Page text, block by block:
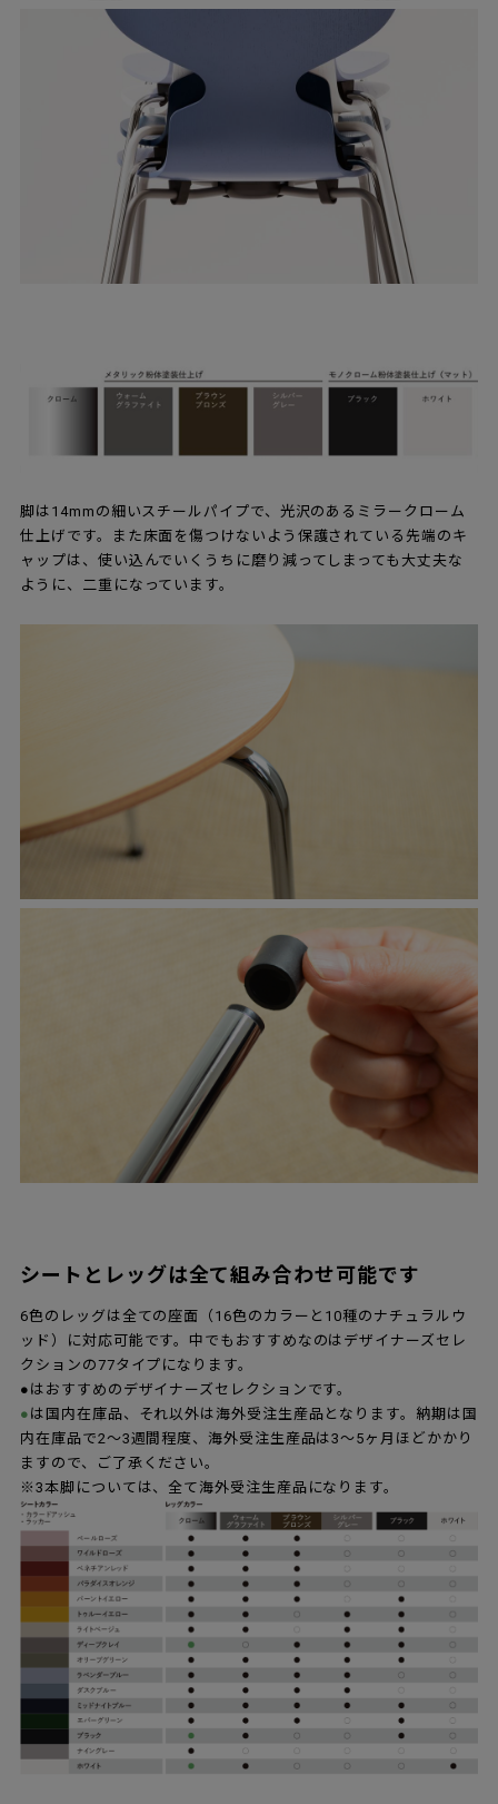
脚は14mmの細いスチールパイプで、光沢のあるミラークローム
仕上げです。また床面を傷つけないよう保護されている先端のキ
ャップは、使い込んでいくうちに磨り減ってしまっても大丈夫な
ように、二重になっています。
シートとレッグは全て組み合わせ可能です
6色のレッグは全ての座面（16色のカラーと10種のナチュラルウ
ッド）に対応可能です。中でもおすすめなのはデザイナーズセレ
クションの77タイプになります。
●はおすすめのデザイナーズセレクションです。
● は国内在庫品、それ以外は海外受注生産品となります。納期は国
内在庫品で2～3週間程度、海外受注生産品は3～5ヶ月ほどかかり
ますので、ご了承ください。
※3本脚については、全て海外受注生産品になります。